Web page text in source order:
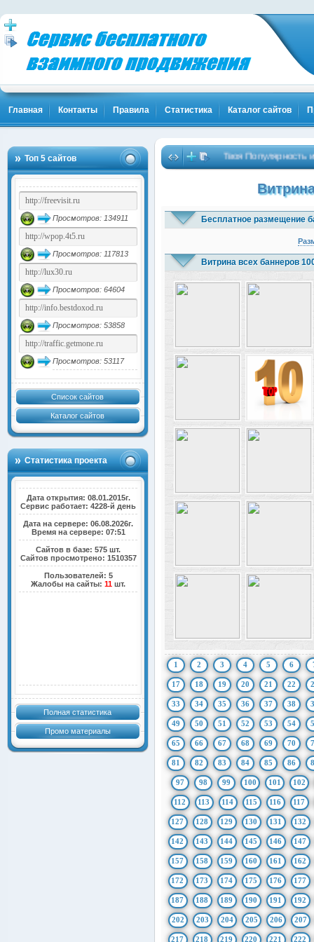
Главная Контакты Правила Статистика Каталог сайтов
Топ 5 сайтов
Просмотров: 134911
Просмотров: 117813
Просмотров: 64604
Просмотров: 53858
Просмотров: 53117
Список сайтов
Каталог сайтов
Статистика проекта
Дата открытия: 08.01.2015г.
Сервис работает: 4228-й день
Дата на сервере: 06.08.2026г.
Время на сервере: 07:51
Сайтов в базе: 575 шт.
Сайтов просмотрено: 1510357
Пользователей: 5
Жалобы на сайты:11 шт.
Полная статистика
Промо материалы
Твоя Популярность и
Бесплатное размещение
Витрина всех баннеров
1 2 3 4 5 6
17 18 19 20 21 22
33 34 35 36 37 38
49 50 51 52 53 54
65 66 67 68 69 70
81 82 83 84 85 86
97 98 99 100 101 102
112 113 114 115 116 117
127 128 129 130 131 132
142 143 144 145 146 147
157 158 159 160 161 162
172 173 174 175 176 177
187 188 189 190 191 192
202 203 204 205 206 207
217 218 219 220 221 222